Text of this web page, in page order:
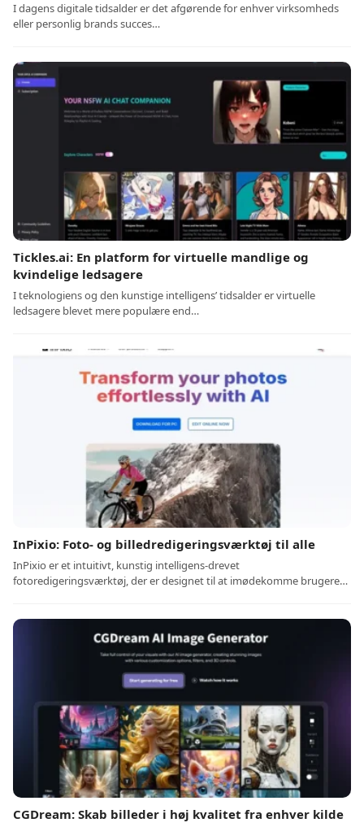
I dagens digitale tidsalder er det afgørende for enhver virksomheds
eller personlig brands succes…
Tickles.ai: En platform for virtuelle mandlige og
kvindelige ledsagere
I teknologiens og den kunstige intelligens’ tidsalder er virtuelle
ledsagere blevet mere populære end…
InPixio: Foto- og billedredigeringsværktøj til alle
InPixio er et intuitivt, kunstig intelligens-drevet
fotoredigeringsværktøj, der er designet til at imødekomme brugere…
CGDream: Skab billeder i høj kvalitet fra enhver kilde